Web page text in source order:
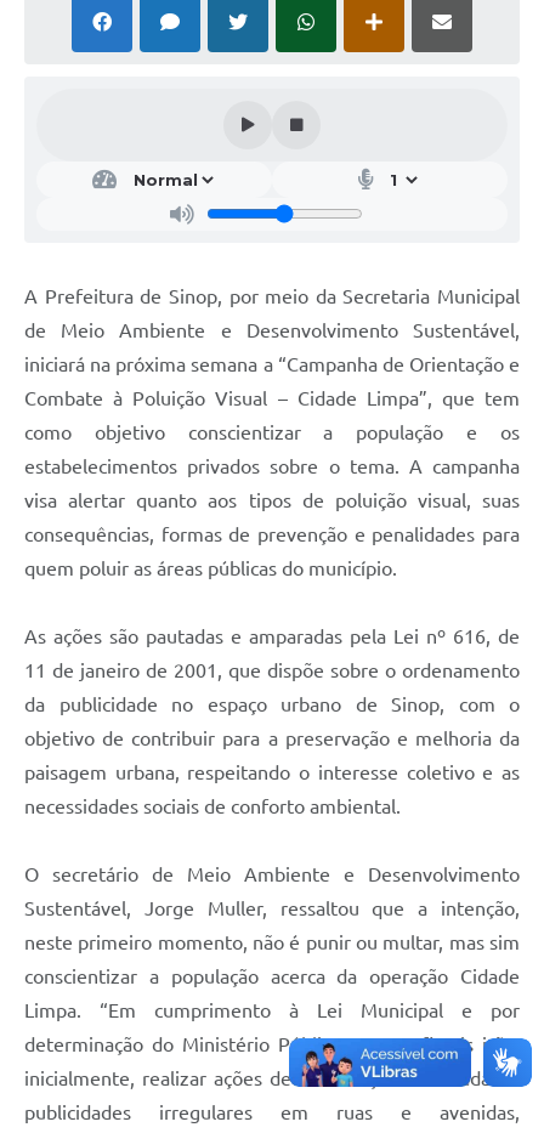
A Prefeitura de Sinop, por meio da Secretaria Municipal
de Meio Ambiente e Desenvolvimento Sustentável,
iniciará na próxima semana a “Campanha de Orientação e
Combate à Poluição Visual – Cidade Limpa”, que tem
como objetivo conscientizar a população e os
estabelecimentos privados sobre o tema. A campanha
visa alertar quanto aos tipos de poluição visual, suas
consequências, formas de prevenção e penalidades para
quem poluir as áreas públicas do município.
As ações são pautadas e amparadas pela Lei nº 616, de
11 de janeiro de 2001, que dispõe sobre o ordenamento
da publicidade no espaço urbano de Sinop, com o
objetivo de contribuir para a preservação e melhoria da
paisagem urbana, respeitando o interesse coletivo e as
necessidades sociais de conforto ambiental.
O secretário de Meio Ambiente e Desenvolvimento
Sustentável, Jorge Muller, ressaltou que a intenção,
neste primeiro momento, não é punir ou multar, mas sim
conscientizar a população acerca da operação Cidade
Limpa. “Em cumprimento à Lei Municipal e por
determinação do Ministério Público, nossos fiscais irão,
inicialmente, realizar ações de fiscalização e retirada de
publicidades irregulares em ruas e avenidas,